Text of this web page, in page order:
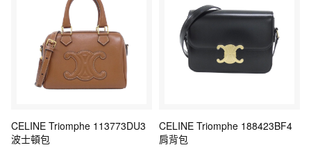
CELINE Triomphe 113773DU3
波士頓包
CELINE Triomphe 188423BF4
肩背包